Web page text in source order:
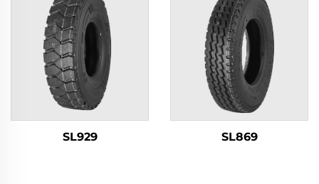
SL929 SL869